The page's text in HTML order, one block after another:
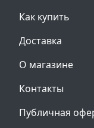
Как купить
Доставка
О магазине
Контакты
Публичная